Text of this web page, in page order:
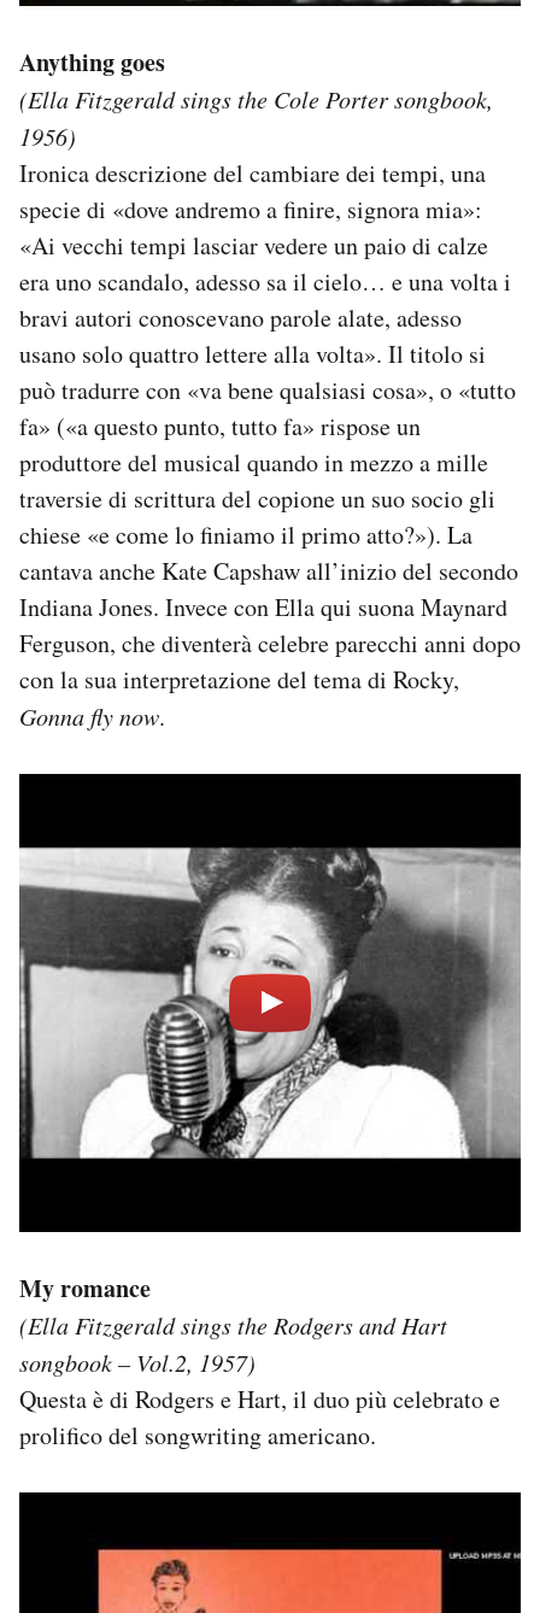
Anything goes
(Ella Fitzgerald sings the Cole Porter songbook,
1956)
Ironica descrizione del cambiare dei tempi, una
specie di «dove andremo a finire, signora mia»:
«Ai vecchi tempi lasciar vedere un paio di calze
era uno scandalo, adesso sa il cielo… e una volta i
bravi autori conoscevano parole alate, adesso
usano solo quattro lettere alla volta». Il titolo si
può tradurre con «va bene qualsiasi cosa», o «tutto
fa» («a questo punto, tutto fa» rispose un
produttore del musical quando in mezzo a mille
traversie di scrittura del copione un suo socio gli
chiese «e come lo finiamo il primo atto?»). La
cantava anche Kate Capshaw all’inizio del secondo
Indiana Jones. Invece con Ella qui suona Maynard
Ferguson, che diventerà celebre parecchi anni dopo
con la sua interpretazione del tema di Rocky,
Gonna fly now.
My romance
(Ella Fitzgerald sings the Rodgers and Hart
songbook – Vol.2, 1957)
Questa è di Rodgers e Hart, il duo più celebrato e
prolifico del songwriting americano.